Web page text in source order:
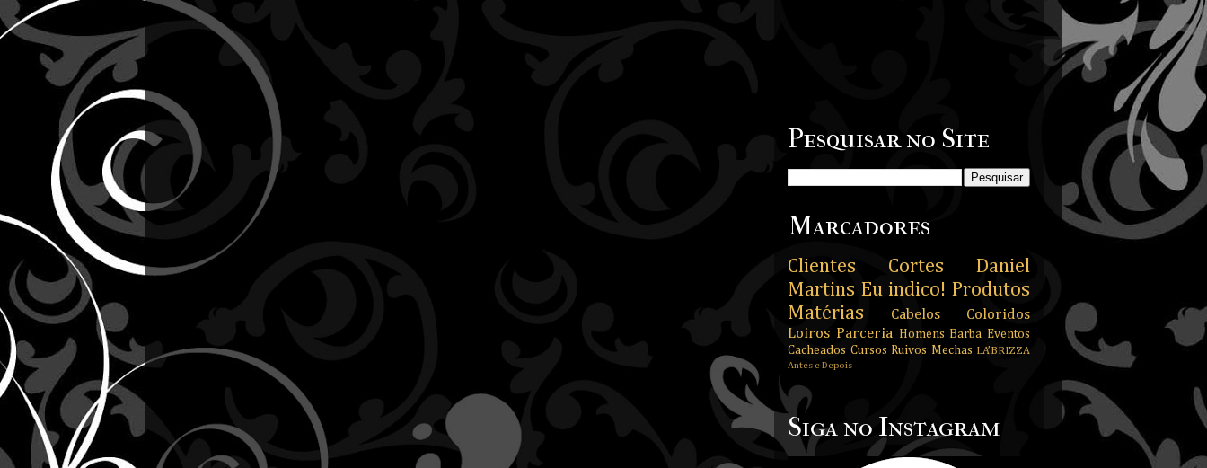
Pesquisar no Site
Marcadores
Clientes Cortes
Daniel
Martins Eu indico! Produtos
Matérias
Cabelos Coloridos
Loiros Parceria Homens Barba Eventos
Cacheados Cursos Ruivos Mechas LA’BRIZZA
Antes e Depois
Siga no Instagram